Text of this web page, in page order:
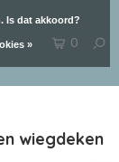
0
wiegdeken
Is dat akkoord?
»